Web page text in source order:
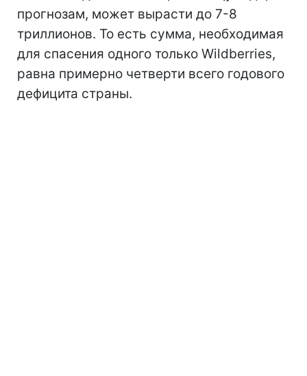
прогнозам, может вырасти до 7-8
триллионов. То есть сумма, необходимая
для спасения одного только Wildberries,
равна примерно четверти всего годового
дефицита страны.